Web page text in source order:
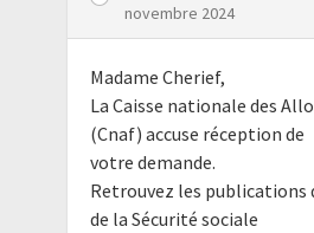
novembre 2024
Madame Cherief,
La Caisse nationale des
(Cnaf) accuse réception de
votre demande.
Retrouvez les publications
de la Sécurité sociale